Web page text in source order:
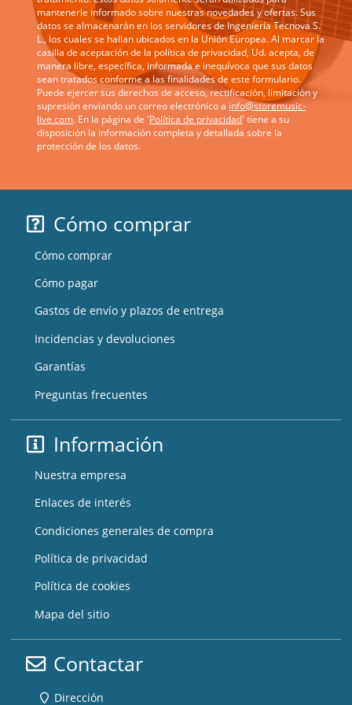
mantenerle informado sobre nuestras novedades y ofertas. Sus
datos se almacenarán en los servidores de Ingeniería Tecnova S.
L., los cuales se hallan ubicados en la Unión Europea. Al marcar la
casilla de aceptación de la política de privacidad, Ud. acepta, de
manera libre, específica, informada e inequívoca que sus datos
sean tratados conforme a las finalidades de este formulario.
Puede ejercer sus derechos de acceso, rectificación, limitación y
supresión enviando un correo electrónico a info@storemusic-
live.com. En la página de 'Política de privacidad' tiene a su
disposición la información completa y detallada sobre la
protección de los datos.
Cómo comprar
Cómo comprar
Cómo pagar
Gastos de envío y plazos de entrega
Incidencias y devoluciones
Garantías
Preguntas frecuentes
Información
Nuestra empresa
Enlaces de interés
Condiciones generales de compra
Política de privacidad
Política de cookies
Mapa del sitio
Contactar
Dirección